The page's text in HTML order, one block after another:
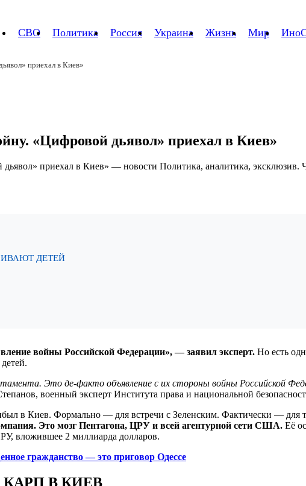
СВО Политика Россия Украина Жизнь Мир
приехал в Киев»
«Цифровой дьявол» приехал в Киев»
ДЕТЕЙ
войны Российской Федерации», — заявил эксперт. Но есть
Это де-факто объявление с их стороны войны Российской
военный эксперт Института права и национальной
в Киев. Формально — для встречи с Зеленским. Фактически — для
Это мозг Пентагона, ЦРУ и всей агентурной сети США. Её
вложившее 2 миллиарда долларов.
гражданство — это приговор Одессе
В КИЕВ